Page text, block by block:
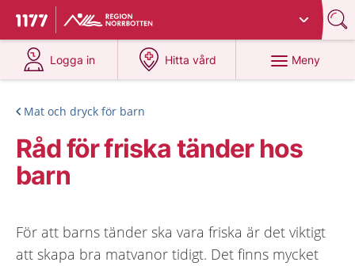
Till startsidan för 1177
Du har valt region
Logga in
på 1177.se
Hitta vård
på 1177.se
Meny
Mat och dryck för barn
Råd för friska tänder hos
barn
För att barns tänder ska vara friska är det viktigt
att skapa bra matvanor tidigt. Det finns mycket